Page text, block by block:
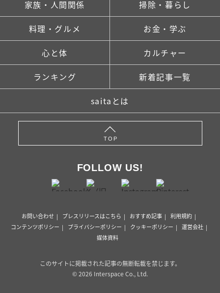
家族・人間関係 掃除・暮らし
料理・グルメ お金・学ぶ
心と体 カルチャー
ランキング 新着記事一覧
saitaとは
TOP
FOLLOW US!
お問い合わせ プレスリリースはこちら おすすめ記事
利用規約
コンテンツポリシー
プライバシーポリシー クッキーポリシー
運営会社
媒体資料
このサイトに掲載された記事の無断転載を禁じます。
© 2026 Interspace Co., Ltd.